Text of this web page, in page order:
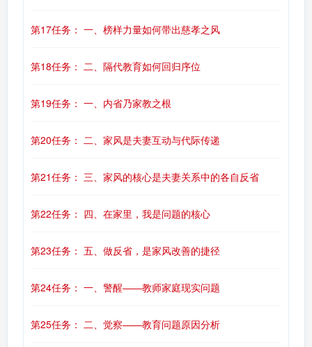
第17任务： 一、榜样力量如何带出慈孝之风
第18任务： 二、隔代教育如何回归序位
第19任务： 一、内省乃家教之根
第20任务： 二、家风是夫妻互动与代际传递
第21任务： 三、家风的核心是夫妻关系中的各自反省
第22任务： 四、在家里，我是问题的核心
第23任务： 五、做反省，是家风改善的捷径
第24任务： 一、警醒——教师家庭现实问题
第25任务： 二、觉察——教育问题原因分析